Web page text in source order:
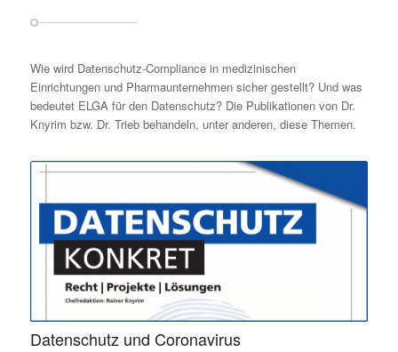
Wie wird Datenschutz-Compliance in medizinischen
Einrichtungen und Pharmaunternehmen sicher gestellt? Und was
bedeutet ELGA für den Datenschutz? Die Publikationen von Dr.
Knyrim bzw. Dr. Trieb behandeln, unter anderen, diese Themen.
Datenschutz und Coronavirus